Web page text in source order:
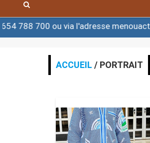
via l'adresse
ACCUEIL / PORTRAIT